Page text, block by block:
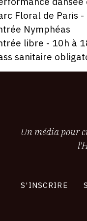
Floral de Paris -
Nymphéas
libre - 10h à
sanitaire
Un média pour
S'INSCRIRE